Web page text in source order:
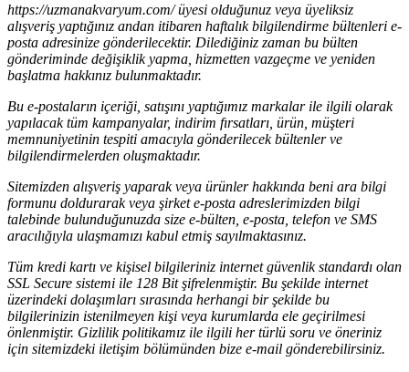
https://uzmanakvaryum.com/ üyesi olduğunuz veya üyeliksiz
alışveriş yaptığınız andan itibaren haftalık bilgilendirme bültenleri e-
posta adresinize gönderilecektir. Dilediğiniz zaman bu bülten
gönderiminde değişiklik yapma, hizmetten vazgeçme ve yeniden
başlatma hakkınız bulunmaktadır.
Bu e-postaların içeriği, satışını yaptığımız markalar ile ilgili olarak
yapılacak tüm kampanyalar, indirim fırsatları, ürün, müşteri
memnuniyetinin tespiti amacıyla gönderilecek bültenler ve
bilgilendirmelerden oluşmaktadır.
Sitemizden alışveriş yaparak veya ürünler hakkında beni ara bilgi
formunu doldurarak veya şirket e-posta adreslerimizden bilgi
talebinde bulunduğunuzda size e-bülten, e-posta, telefon ve SMS
aracılığıyla ulaşmamızı kabul etmiş sayılmaktasınız.
Tüm kredi kartı ve kişisel bilgileriniz internet güvenlik standardı olan
SSL Secure sistemi ile 128 Bit şifrelenmiştir. Bu şekilde internet
üzerindeki dolaşımları sırasında herhangi bir şekilde bu
bilgilerinizin istenilmeyen kişi veya kurumlarda ele geçirilmesi
önlenmiştir. Gizlilik politikamız ile ilgili her türlü soru ve öneriniz
için sitemizdeki iletişim bölümünden bize e-mail gönderebilirsiniz.